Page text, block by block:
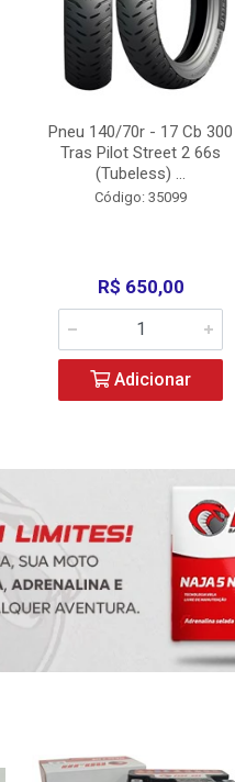
Pneu 140/70r - 17 Cb 300
Tras Pilot Street 2 66s
(Tubeless) ...
Código: 35099
R$ 650,00
Adicionar